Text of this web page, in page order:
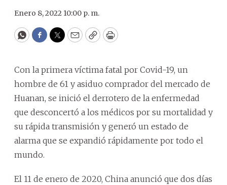
Enero 8, 2022 10:00 p. m.
WhatsApp
Facebook
Twitter
EmailCopyPrint
Con la primera víctima fatal por Covid-19, un
hombre de 61 y asiduo comprador del mercado de
Huanan, se inició el derrotero de la enfermedad
que desconcertó a los médicos por su mortalidad y
su rápida transmisión y generó un estado de
alarma que se expandió rápidamente por todo el
mundo.
El 11 de enero de 2020, China anunció que dos días